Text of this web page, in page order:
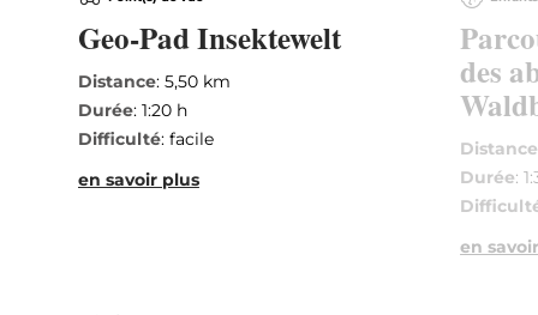
Geo-Pad Insektewelt
Distance: 5,50 km
Durée: 1:20 h
Difficulté: facile
en savoir plus
des
Distance
Durée:
en